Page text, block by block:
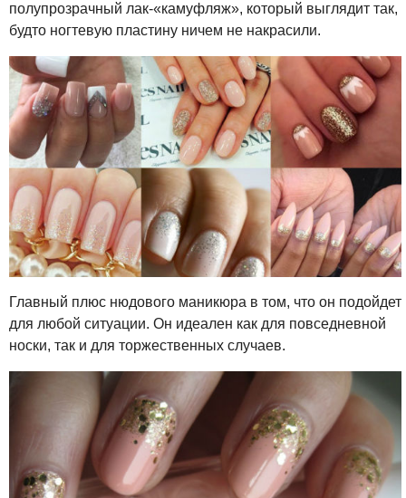
полупрозрачный лак-«камуфляж», который выглядит так,
будто ногтевую пластину ничем не накрасили.
Главный плюс нюдового маникюра в том, что он подойдет
для любой ситуации. Он идеален как для повседневной
носки, так и для торжественных случаев.